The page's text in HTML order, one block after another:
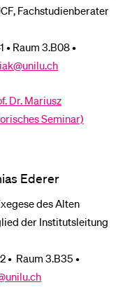
Fachstudienberater
• Raum 3.B08 •
Dr. Mariusz
Seminar)
Ederer
des Alten
der Institutsleitung
• Raum 3.B35 •